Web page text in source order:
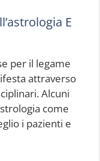
E
per il legame
attraverso
Alcuni
come
i pazienti e